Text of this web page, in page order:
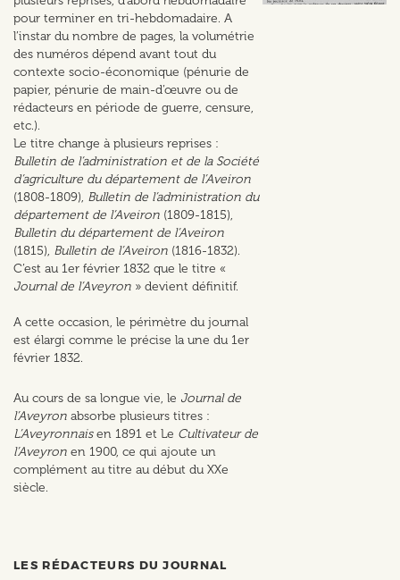
pour terminer en tri-hebdomadaire. A
l’instar du nombre de pages, la volumétrie
des numéros dépend avant tout du
contexte socio-économique (pénurie de
papier, pénurie de main-d’œuvre ou de
rédacteurs en période de guerre, censure,
etc.).
Le titre change à plusieurs reprises :
Bulletin de l’administration et de la Société
d’agriculture du département de l’Aveiron
(1808-1809), Bulletin de l’administration du
département de l’Aveiron (1809-1815),
Bulletin du département de l’Aveiron
(1815), Bulletin de l’Aveiron (1816-1832).
C’est au 1er février 1832 que le titre «
Journal de l’Aveyron » devient définitif.
A cette occasion, le périmètre du journal
est élargi comme le précise la une du 1er
février 1832.
Au cours de sa longue vie, le Journal de
l’Aveyron absorbe plusieurs titres :
L’Aveyronnaisen 1891 et Le Cultivateur de
l’Aveyron en 1900, ce qui ajoute un
complément au titre au début du XXe
siècle.
LES RÉDACTEURS DU JOURNAL